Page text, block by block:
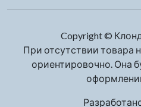
Copyright ©
При отсутствии товара
ориентировочно. Она